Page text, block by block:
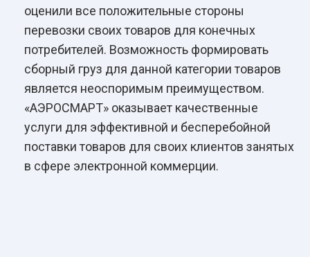
оценили все положительные стороны
перевозки своих товаров для конечных
потребителей. Возможность формировать
сборный груз для данной категории товаров
является неоспоримым преимуществом.
«АЭРОСМАРТ» оказывает качественные
услуги для эффективной и бесперебойной
поставки товаров для своих клиентов занятых
в сфере электронной коммерции.